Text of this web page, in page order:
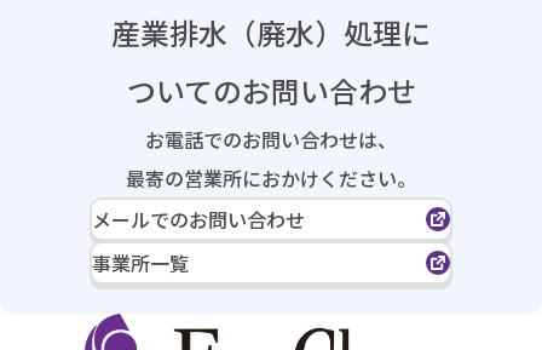
産業排水（廃水）処理に
ついてのお問い合わせ
お電話でのお問い合わせは、
最寄の営業所におかけください。
メールでのお問い合わせ
事業所一覧